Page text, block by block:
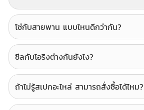
โซ่กับสายพาน แบบไหนดีกว่ากัน?
ซีลกับโอริงต่างกันยังไง?
ถ้าไม่รู้สเปกอะไหล่ สามารถสั่งซื้อได้ไหม?